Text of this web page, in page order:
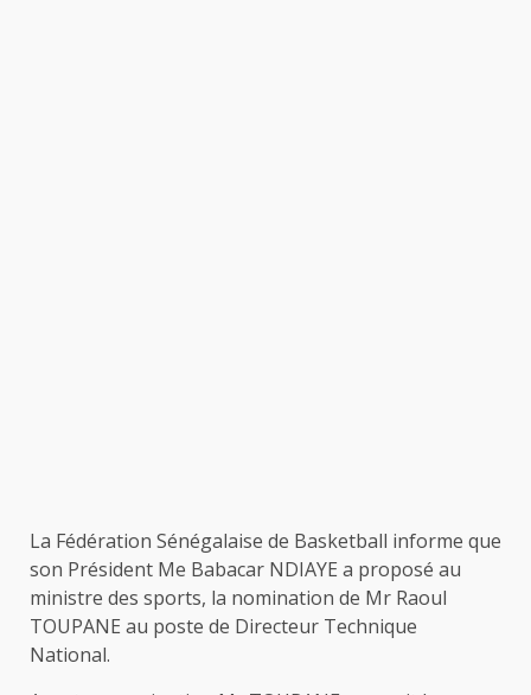
La Fédération Sénégalaise de Basketball informe que
son Président Me Babacar NDIAYE a proposé au
ministre des sports, la nomination de Mr Raoul
TOUPANE au poste de Directeur Technique
National.